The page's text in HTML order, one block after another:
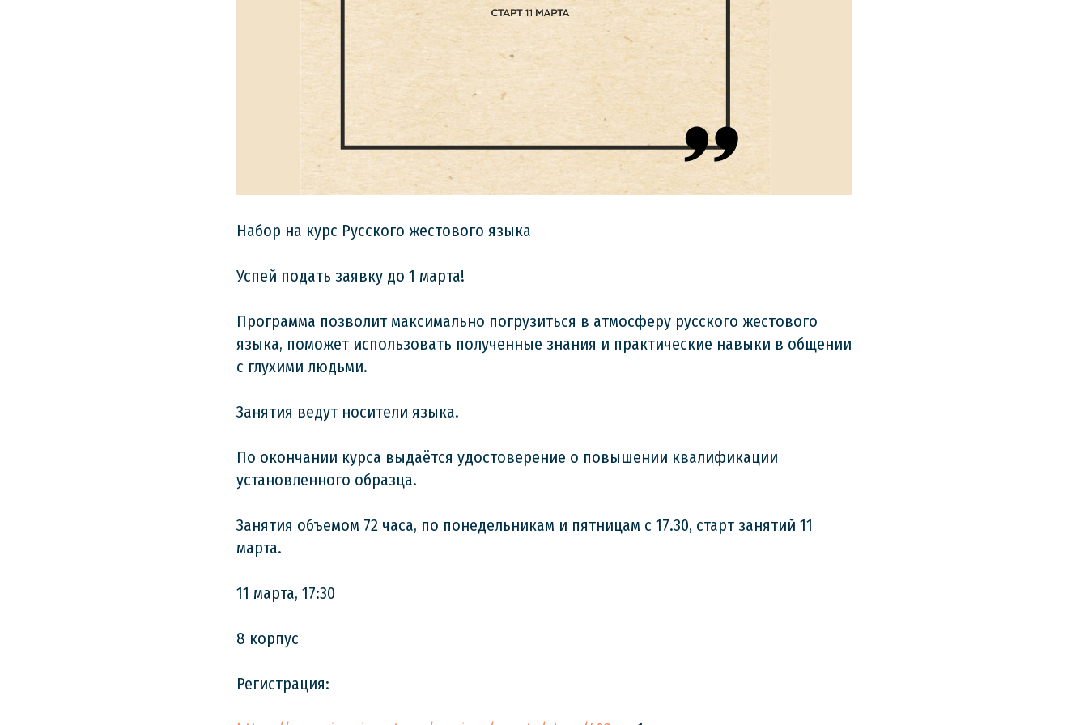
Набор на курс Русского жестового языка
Успей подать заявку до 1 марта!
Программа позволит максимально погрузиться в атмосферу русского жестового
языка, поможет использовать полученные знания и практические навыки в общении
с глухими людьми.
Занятия ведут носители языка.
По окончании курса выдаётся удостоверение о повышении квалификации
установленного образца.
Занятия объемом 72 часа, по понедельникам и пятницам с 17.30, старт занятий 11
марта.
11 марта, 17:30
8 корпус
Регистрация: